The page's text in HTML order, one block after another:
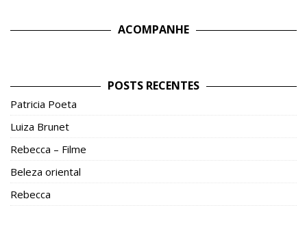
ACOMPANHE
POSTS RECENTES
Patricia Poeta
Luiza Brunet
Rebecca – Filme
Beleza oriental
Rebecca